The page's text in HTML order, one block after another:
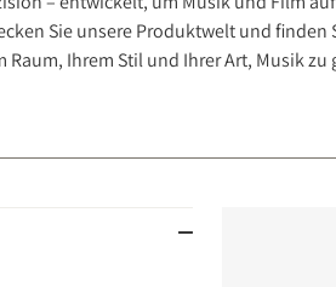
Sie unsere Produktwelt und finden
Raum, Ihrem Stil und Ihrer Art, Musik zu